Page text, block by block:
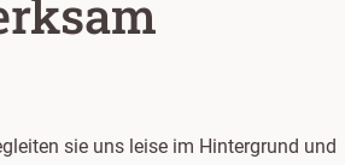
sie uns leise im Hintergrund und